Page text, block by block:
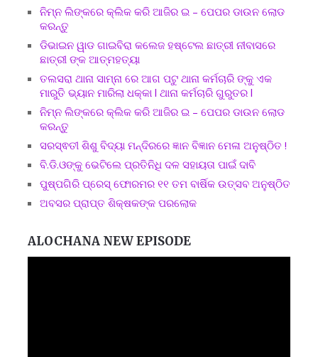
ନିମ୍ନ ଲିଙ୍କରେ କ୍ଲିକ କରି ଆଜିର ଇ – ପେପର ଡାଉନ ଲୋଡ
କରନ୍ତୁ
ଡିଭାଇନ ୱାଡ ଗାଇବିରା କଲେଜ ହଷ୍ଟେଲ ଛାତ୍ରୀ ନୀବାସରେ
ଛାତ୍ରୀ ଙ୍କ ଆତ୍ମହତ୍ୟା
ତଲସରା ଥାନା ସାମ୍ନା ରେ ଆଗ ପଟୁ ଥାନା କର୍ମଚାରି ଙ୍କୁ ଏକ
ମାରୁତି ଭ୍ୟାନ ମାରିଲା ଧକ୍କା l ଥାନା କର୍ମଚାରି ଗୁରୁତର l
ନିମ୍ନ ଲିଙ୍କରେ କ୍ଲିକ କରି ଆଜିର ଇ – ପେପର ଡାଉନ ଲୋଡ
କରନ୍ତୁ
ସରସ୍ଵତୀ ଶିଶୁ ବିଦ୍ୟା ମନ୍ଦିରରେ ଜ୍ଞାନ ବିଜ୍ଞାନ ମେଳା ଅନୁଷ୍ଠିତ !
ବି.ଡି.ଓଙ୍କୁ ଭେଟିଲେ ପ୍ରତିନିଧି ଦଳ ସହାୟତା ପାଇଁ ଦାବି
ପୁଷ୍ପଗିରି ପ୍ରେସ୍ ଫୋରମର ୧୧ ତମ ବାର୍ଷିକ ଉତ୍ସବ ଅନୁଷ୍ଠିତ
ଅବସର ପ୍ରାପ୍ତ ଶିକ୍ଷକଙ୍କ ପରଲୋକ
ALOCHANA NEW EPISODE